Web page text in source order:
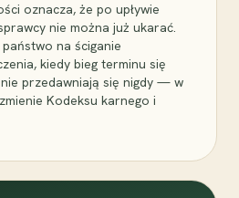
oznacza, że po upływie
nie można już ukarać.
na ściganie
kiedy bieg terminu się
przedawniają się nigdy — w
Kodeksu karnego i